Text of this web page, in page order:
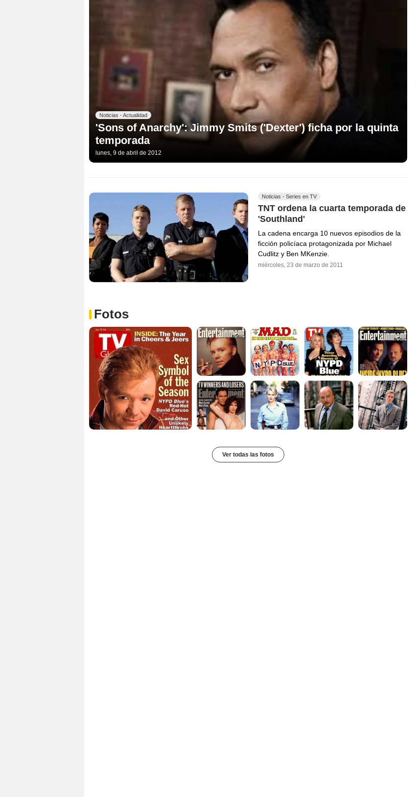
Noticias - Actualidad
'Sons of Anarchy': Jimmy Smits ('Dexter') ficha por la quinta
temporada
lunes, 9 de abril de 2012
Noticias - Series en TV
TNT ordena la cuarta temporada de
'Southland'
La cadena encarga 10 nuevos episodios de la
ficción policíaca protagonizada por Michael
Cudlitz y Ben MKenzie.
miércoles, 23 de marzo de 2011
Fotos
Ver todas las fotos